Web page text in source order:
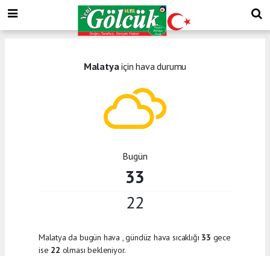
Malatya için hava durumu
Bugün
33
22
Malatya da bugün hava , gündüz hava sıcaklığı 33 gece
ise 22 olması bekleniyor.